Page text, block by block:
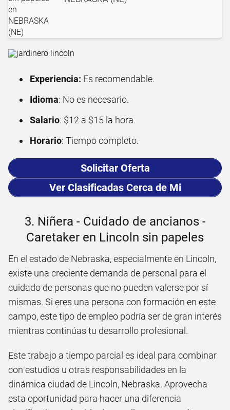
Experiencia: Es recomendable.
Idioma: No es necesario.
Salario: $12 a $15 la hora.
Horario: Tiempo completo.
Solicitar Oferta
Ver Clasificadas Cerca de Mi
3. Niñera - Cuidado de ancianos -
Caretaker en Lincoln sin papeles
En el estado de Nebraska, especialmente en Lincoln,
existe una creciente demanda de personal para el
cuidado de personas que no pueden valerse por sí
mismas. Si eres una persona con formación en este
campo, este tipo de empleo podría ser de gran interés
mientras continúas tu desarrollo profesional.
Este trabajo a tiempo parcial es ideal para combinar
con estudios u otras responsabilidades en la
dinámica ciudad de Lincoln, Nebraska. Aprovecha
esta oportunidad para hacer una diferencia